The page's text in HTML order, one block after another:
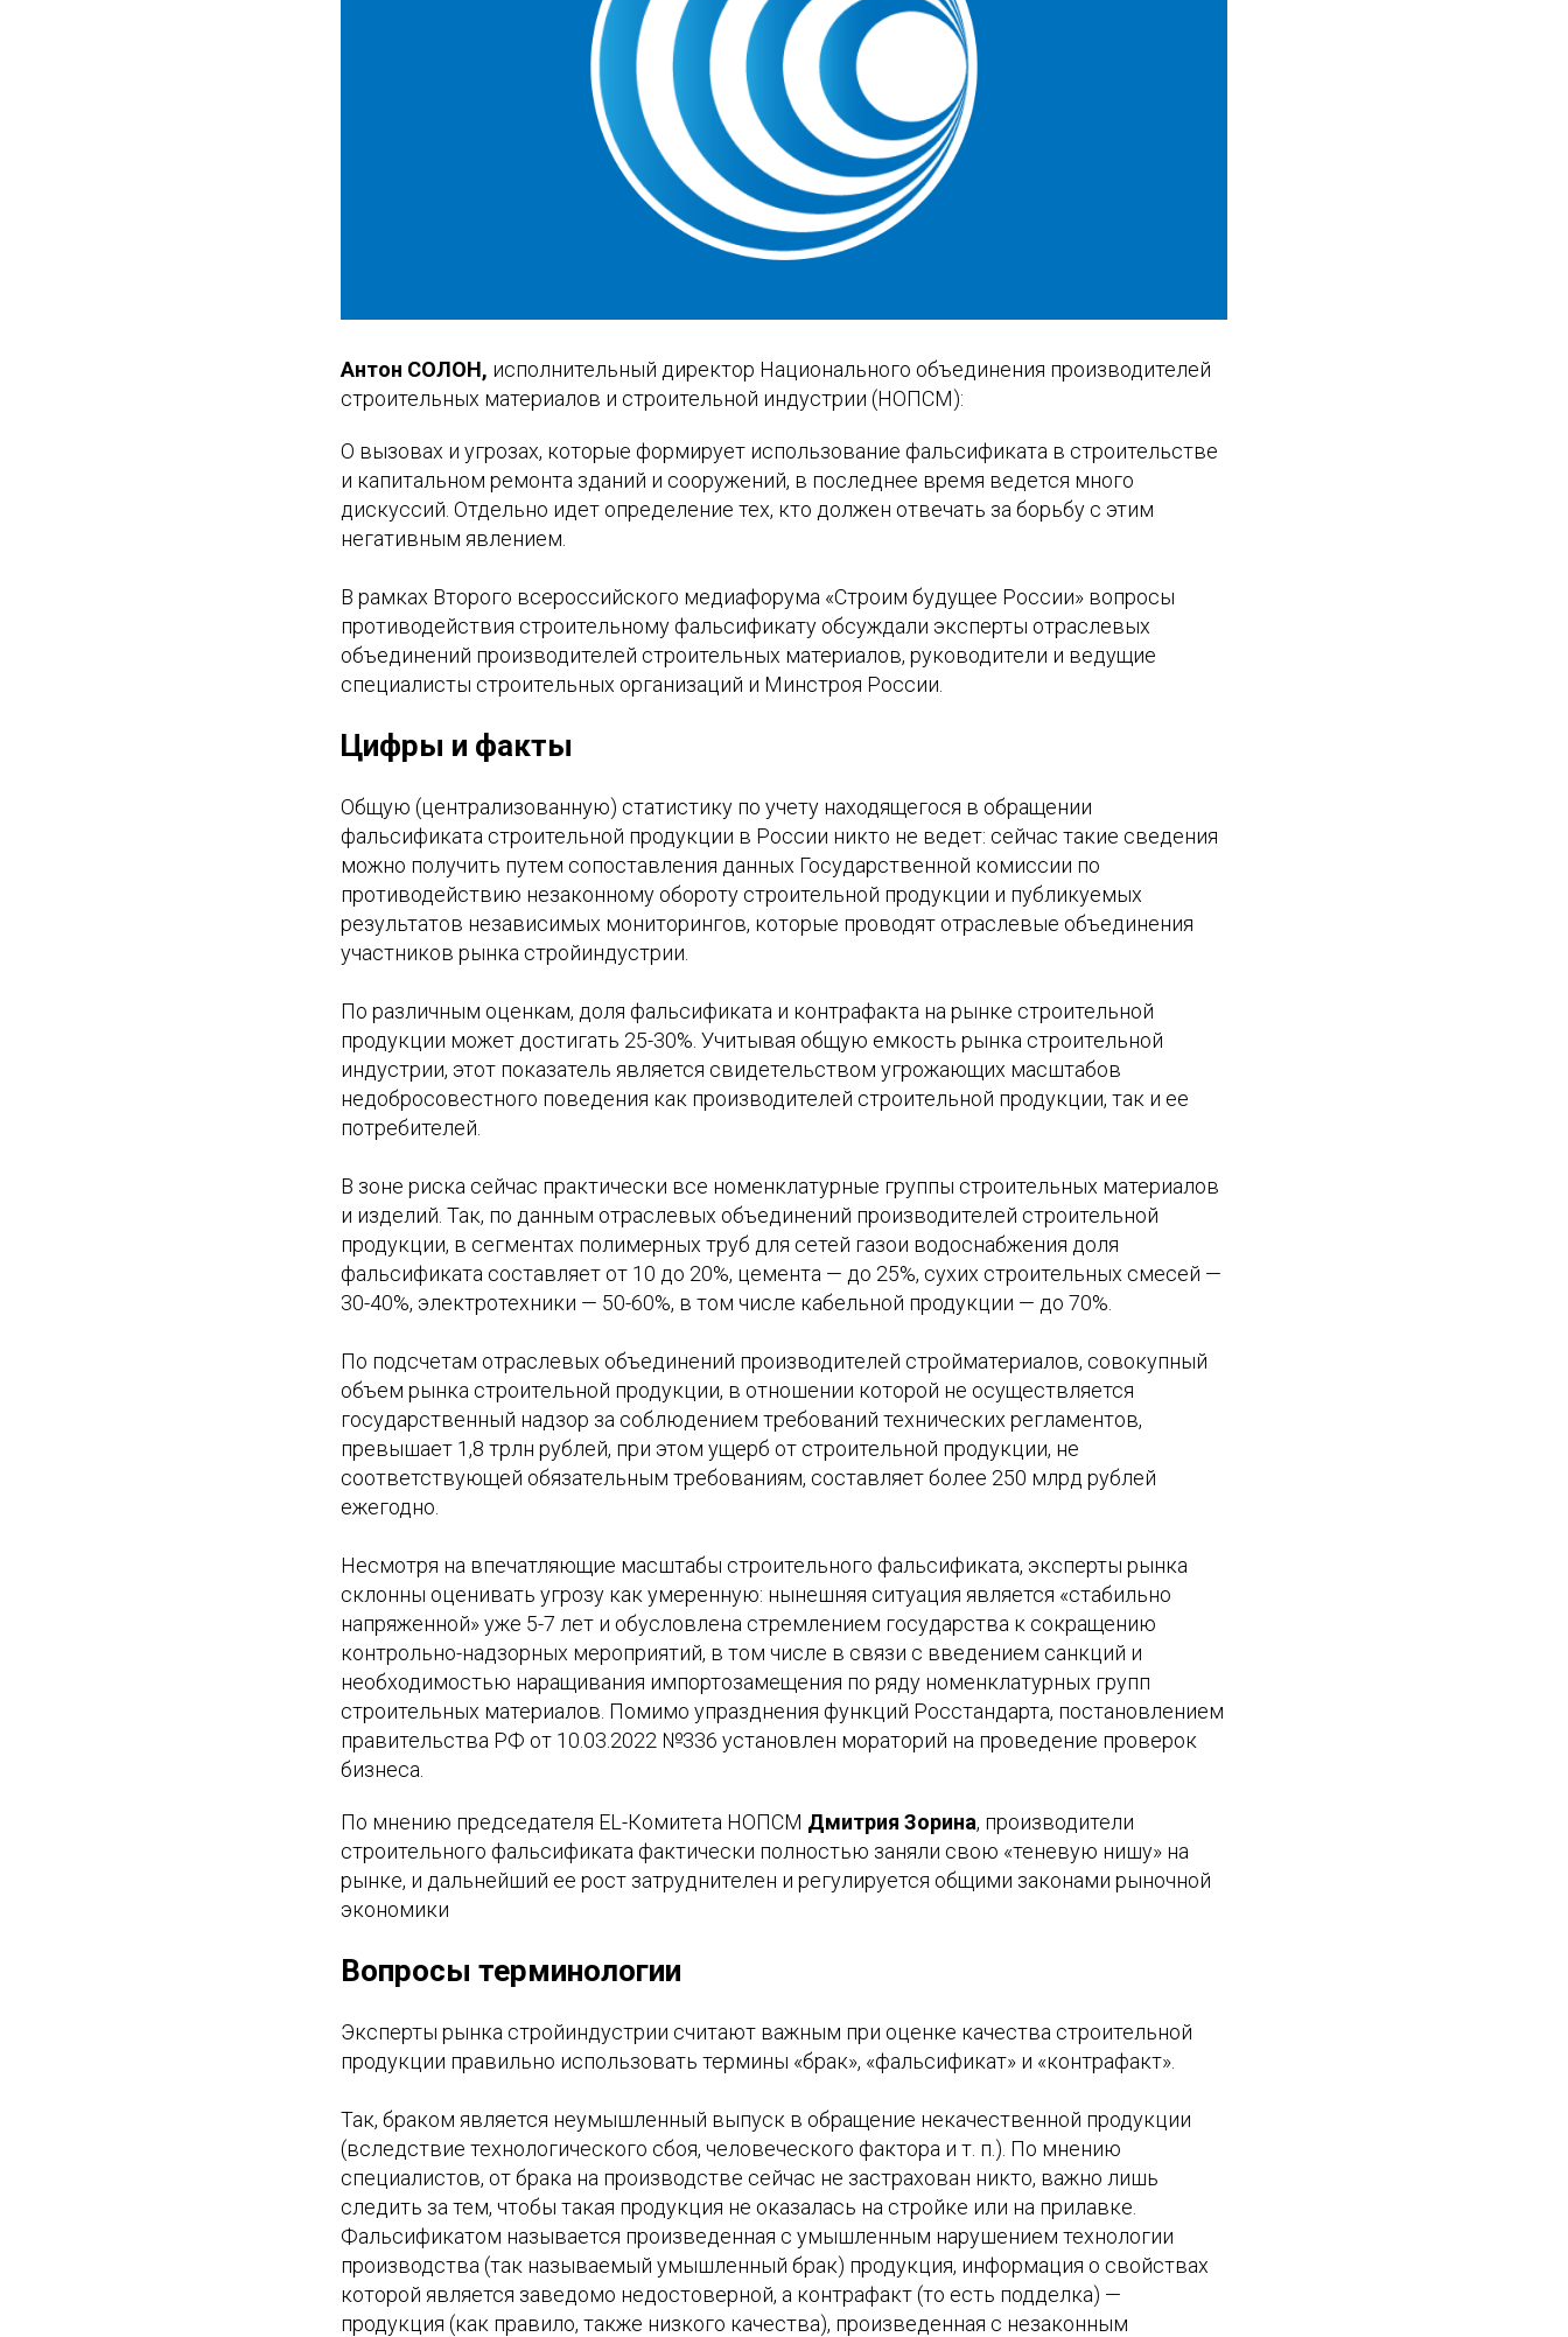
Антон СОЛОН, исполнительный директор Национального объединения производителей
строительных материалов и строительной индустрии (НОПСМ):
О вызовах и угрозах, которые формирует использование фальсификата в строительстве
и капитальном ремонта зданий и сооружений, в последнее время ведется много
дискуссий. Отдельно идет определение тех, кто должен отвечать за борьбу с этим
негативным явлением.
В рамках Второго всероссийского медиафорума «Строим будущее России» вопросы
противодействия строительному фальсификату обсуждали эксперты отраслевых
объединений производителей строительных материалов, руководители и ведущие
специалисты строительных организаций и Минстроя России.
Цифры и факты
Общую (централизованную) статистику по учету находящегося в обращении
фальсификата строительной продукции в России никто не ведет: сейчас такие сведения
можно получить путем сопоставления данных Государственной комиссии по
противодействию незаконному обороту строительной продукции и публикуемых
результатов независимых мониторингов, которые проводят отраслевые объединения
участников рынка стройиндустрии.
По различным оценкам, доля фальсификата и контрафакта на рынке строительной
продукции может достигать 25-30%. Учитывая общую емкость рынка строительной
индустрии, этот показатель является свидетельством угрожающих масштабов
недобросовестного поведения как производителей строительной продукции, так и ее
потребителей.
В зоне риска сейчас практически все номенклатурные группы строительных материалов
и изделий. Так, по данным отраслевых объединений производителей строительной
продукции, в сегментах полимерных труб для сетей газои водоснабжения доля
фальсификата составляет от 10 до 20%, цемента — до 25%, сухих строительных смесей —
30-40%, электротехники — 50-60%, в том числе кабельной продукции — до 70%.
По подсчетам отраслевых объединений производителей стройматериалов, совокупный
объем рынка строительной продукции, в отношении которой не осуществляется
государственный надзор за соблюдением требований технических регламентов,
превышает 1,8 трлн рублей, при этом ущерб от строительной продукции, не
соответствующей обязательным требованиям, составляет более 250 млрд рублей
ежегодно.
Несмотря на впечатляющие масштабы строительного фальсификата, эксперты рынка
склонны оценивать угрозу как умеренную: нынешняя ситуация является «стабильно
напряженной» уже 5-7 лет и обусловлена стремлением государства к сокращению
контрольно-надзорных мероприятий, в том числе в связи с введением санкций и
необходимостью наращивания импортозамещения по ряду номенклатурных групп
строительных материалов. Помимо упразднения функций Росстандарта, постановлением
правительства РФ от 10.03.2022 №336 установлен мораторий на проведение проверок
бизнеса.
По мнению председателя EL-Комитета НОПСМ Дмитрия Зорина, производители
строительного фальсификата фактически полностью заняли свою «теневую нишу» на
рынке, и дальнейший ее рост затруднителен и регулируется общими законами рыночной
экономики
Вопросы терминологии
Эксперты рынка стройиндустрии считают важным при оценке качества строительной
продукции правильно использовать термины «брак», «фальсификат» и «контрафакт».
Так, браком является неумышленный выпуск в обращение некачественной продукции
(вследствие технологического сбоя, человеческого фактора и т. п.). По мнению
специалистов, от брака на производстве сейчас не застрахован никто, важно лишь
следить за тем, чтобы такая продукция не оказалась на стройке или на прилавке.
Фальсификатом называется произведенная с умышленным нарушением технологии
производства (так называемый умышленный брак) продукция, информация о свойствах
которой является заведомо недостоверной, а контрафакт (то есть подделка) —
продукция (как правило, также низкого качества), произведенная с незаконным